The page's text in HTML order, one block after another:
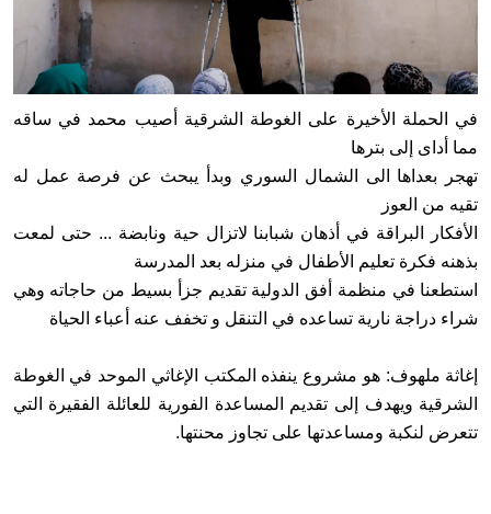
في الحملة الأخيرة على الغوطة الشرقية أصيب محمد في ساقه
مما أداى إلى بترها
تهجر بعداها الى الشمال السوري وبدأ يبحث عن فرصة عمل له
تقيه من العوز
الأفكار البراقة في أذهان شبابنا لاتزال حية ونابضة ... حتى لمعت
بذهنه فكرة تعليم الأطفال في منزله بعد المدرسة
استطعنا في منظمة أفق الدولية تقديم جزأ بسيط من حاجاته وهي
شراء دراجة نارية تساعده في التنقل و تخفف عنه أعباء الحياة
إغاثة ملهوف: هو مشروع ينفذه المكتب الإغاثي الموحد في الغوطة
الشرقية ويهدف إلى تقديم المساعدة الفورية للعائلة الفقيرة التي
تتعرض لنكبة ومساعدتها على تجاوز محنتها.